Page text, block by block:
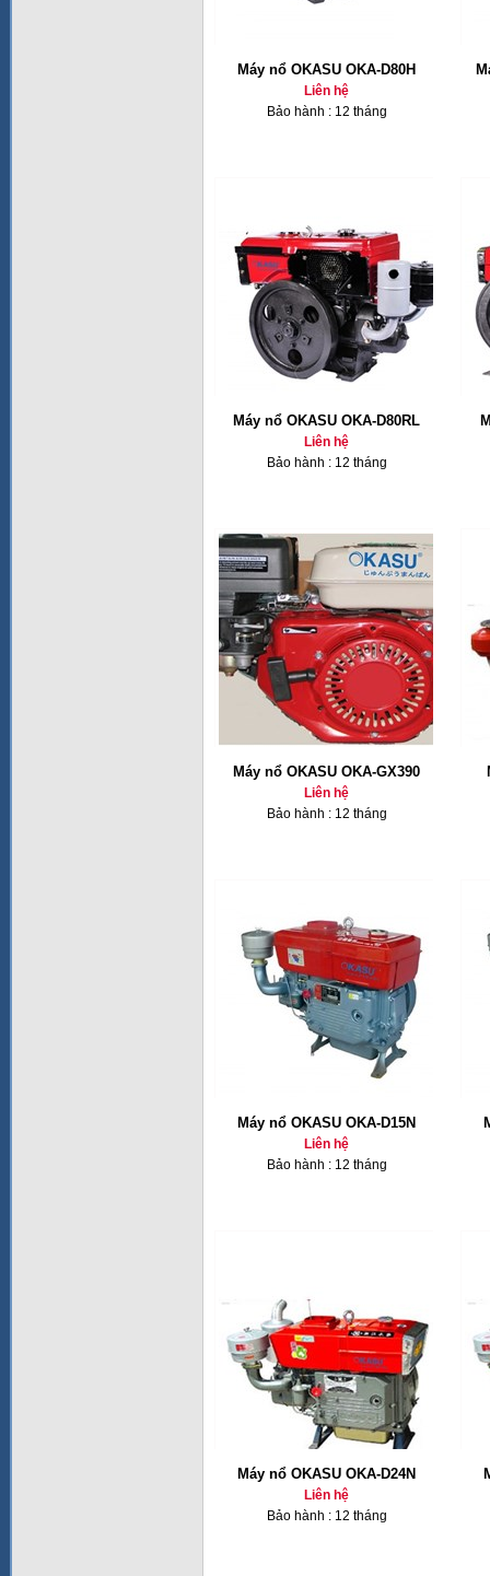
Máy nổ OKASU OKA-D80H
Liên hệ
Bảo hành : 12 tháng
Máy nổ OKASU OKA-D80RL
Liên hệ
Bảo hành : 12 tháng
Máy nổ OKASU OKA-GX390
Liên hệ
Bảo hành : 12 tháng
Máy nổ OKASU OKA-D15N
Liên hệ
Bảo hành : 12 tháng
Máy nổ OKASU OKA-D24N
Liên hệ
Bảo hành : 12 tháng